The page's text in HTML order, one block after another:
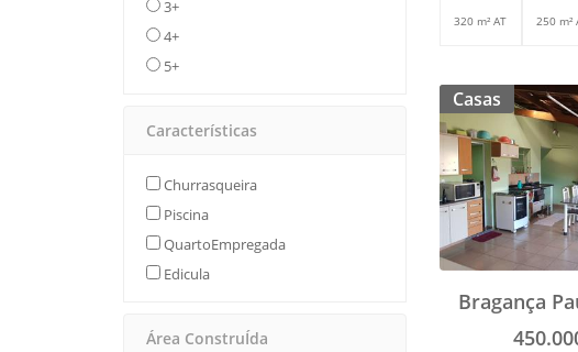
3+
4+
5+
Características
Churrasqueira
Piscina
QuartoEmpregada
Edicula
Área ConstruÍda
320 m² AT 250 m²
Casas
Bragança